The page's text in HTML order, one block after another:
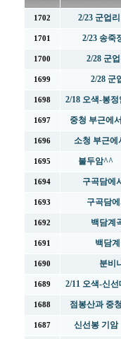
1702 2/23 군업
1701 2/23 송죽
1700 2/28 군
1699 2/28 군
1698 2/18 오색-봉
1697 중청 부근에서
1696 소청 부근에
1695 불두암^^
1694 구곡담에
1693 구곡담
1692 백담계
1691 백담
1690 분비
1689 2/11 오색-신
1688 점봉산과 중
1687 신선봉 기암